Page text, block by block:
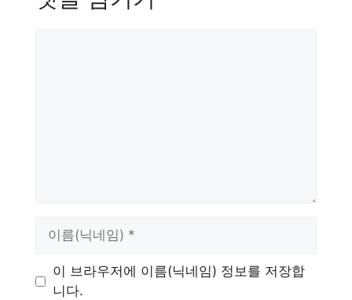
이 브라우저에 이름(닉네임) 정보를 저장합
니다.